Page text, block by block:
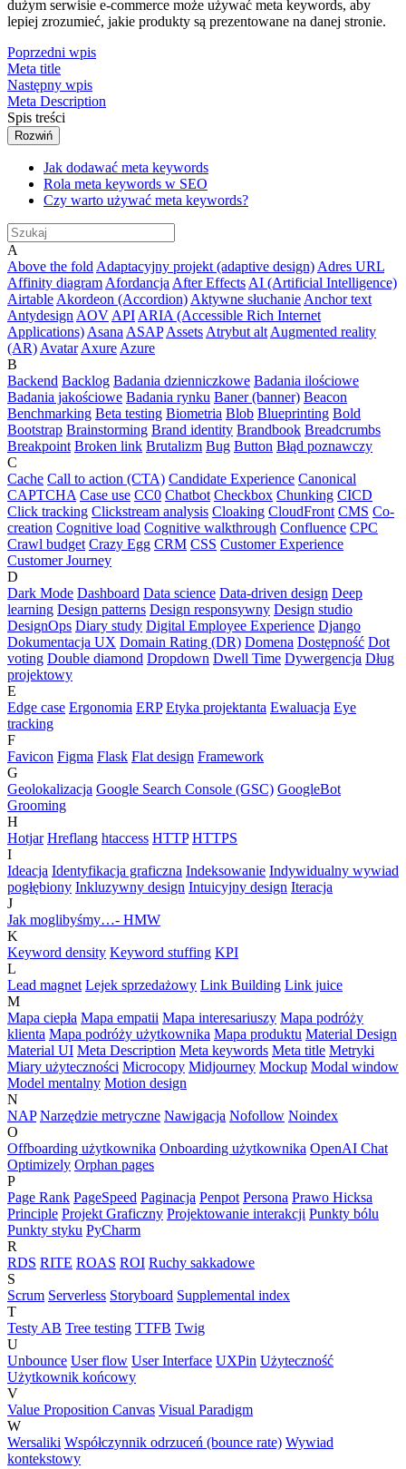
dużym serwisie e-commerce może używać meta keywords, aby
lepiej zrozumieć, jakie produkty są prezentowane na danej stronie.
Poprzedni wpis
Meta title
Następny wpis
Meta Description
Spis treści
Rozwiń
Jak dodawać meta keywords
Rola meta keywords w SEO
Czy warto używać meta keywords?
A
Above the fold Adaptacyjny projekt (adaptive design) Adres URL
Affinity diagram Afordancja After Effects AI (Artificial Intelligence)
Airtable Akordeon (Accordion) Aktywne słuchanie Anchor text
Antydesign AOV API ARIA (Accessible Rich Internet
Applications) Asana ASAP Assets Atrybut alt Augmented reality
(AR) Avatar Axure Azure
B
Backend Backlog Badania dzienniczkowe Badania ilościowe
Badania jakościowe Badania rynku Baner (banner) Beacon
Benchmarking Beta testing Biometria Blob Blueprinting Bold
Bootstrap Brainstorming Brand identity Brandbook Breadcrumbs
Breakpoint Broken link Brutalizm Bug Button Błąd poznawczy
C
Cache Call to action (CTA) Candidate Experience Canonical
CAPTCHA Case use CC0 Chatbot Checkbox Chunking CICD
Click tracking Clickstream analysis Cloaking CloudFront CMS Co-
creation Cognitive load Cognitive walkthrough Confluence CPC
Crawl budget Crazy Egg CRM CSS Customer Experience
Customer Journey
D
Dark Mode Dashboard Data science Data-driven design Deep
learning Design patterns Design responsywny Design studio
DesignOps Diary study Digital Employee Experience Django
Dokumentacja UX Domain Rating (DR) Domena Dostępność Dot
voting Double diamond Dropdown Dwell Time Dywergencja Dług
projektowy
E
Edge case Ergonomia ERP Etyka projektanta Ewaluacja Eye
tracking
F
Favicon Figma Flask Flat design Framework
G
Geolokalizacja Google Search Console (GSC) GoogleBot
Grooming
H
Hotjar Hreflang htaccess HTTP HTTPS
I
Ideacja Identyfikacja graficzna Indeksowanie Indywidualny wywiad
pogłębiony Inkluzywny design Intuicyjny design Iteracja
J
Jak moglibyśmy…- HMW
K
Keyword density Keyword stuffing KPI
L
Lead magnet Lejek sprzedażowy Link Building Link juice
M
Mapa ciepła Mapa empatii Mapa interesariuszy Mapa podróży
klienta Mapa podróży użytkownika Mapa produktu Material Design
Material UI Meta Description Meta keywords Meta title Metryki
Miary użyteczności Microcopy Midjourney Mockup Modal window
Model mentalny Motion design
N
NAP Narzędzie metryczne Nawigacja Nofollow Noindex
O
Offboarding użytkownika Onboarding użytkownika OpenAI Chat
Optimizely Orphan pages
P
Page Rank PageSpeed Paginacja Penpot Persona Prawo Hicksa
Principle Projekt Graficzny Projektowanie interakcji Punkty bólu
Punkty styku PyCharm
R
RDS RITE ROAS ROI Ruchy sakkadowe
S
Scrum Serverless Storyboard Supplemental index
T
Testy AB Tree testing TTFB Twig
U
Unbounce User flow User Interface UXPin Użyteczność
Użytkownik końcowy
V
Value Proposition Canvas Visual Paradigm
W
Wersaliki Współczynnik odrzuceń (bounce rate) Wywiad
kontekstowy